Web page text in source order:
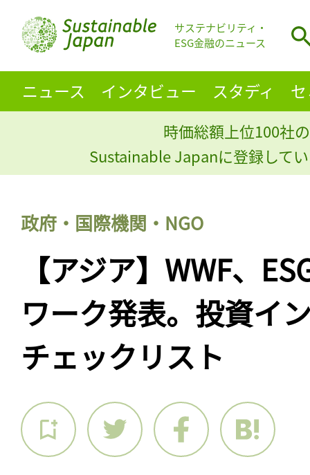
サステナビリティ・
ESG金融のニュース
ニュース インタビュー スタディ
時価総額上位100社
Sustainable Japanに登録して
政府・国際機関・NGO
【アジア】WWF、
ワーク発表。投資イ
チェックリスト